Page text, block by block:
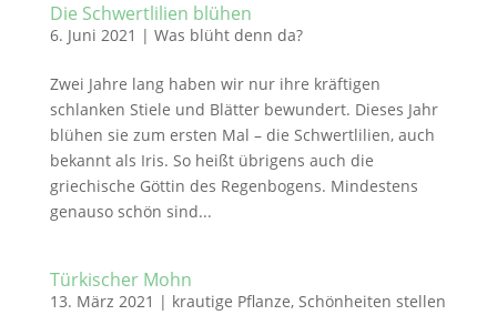
Die Schwertlilien blühen
6. Juni 2021 | Was blüht denn da?
Zwei Jahre lang haben wir nur ihre kräftigen
schlanken Stiele und Blätter bewundert. Dieses Jahr
blühen sie zum ersten Mal – die Schwertlilien, auch
bekannt als Iris. So heißt übrigens auch die
griechische Göttin des Regenbogens. Mindestens
genauso schön sind...
Türkischer Mohn
13. März 2021 | krautige Pflanze, Schönheiten stellen